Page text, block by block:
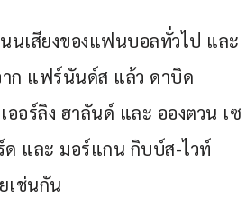
นเสียงของแฟนบอลทั่วไป และ
ก แฟร์นันด์ส แล้ว ดาบิด
ออร์ลิง ฮาลันด์ และ อองตวน เซ
ด และ มอร์แกน กิบบ์ส-ไวท์
เช่นกัน